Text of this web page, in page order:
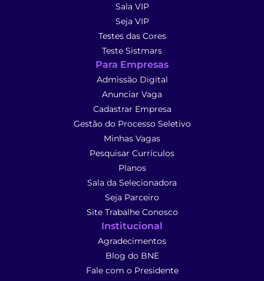
Sala VIP
Seja VIP
Testes das Cores
Teste Sistmars
Para Empresas
Admissão Digital
Anunciar Vaga
Cadastrar Empresa
Gestão do Processo Seletivo
Minhas Vagas
Pesquisar Currículos
Planos
Sala da Selecionadora
Seja Parceiro
Site Trabalhe Conosco
Institucional
Agradecimentos
Blog do BNE
Fale com o Presidente